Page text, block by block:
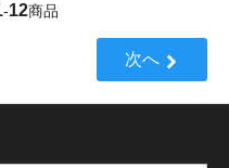
-12商品
次へ